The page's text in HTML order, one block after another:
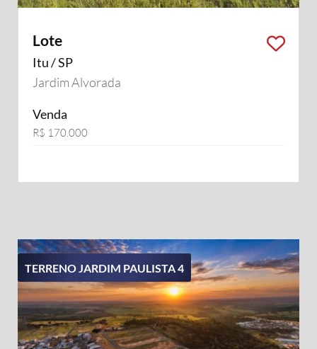
Lote
Itu / SP
Jardim Alvorada
Venda
R$ 170.000
TERRENO JARDIM PAULISTA 4